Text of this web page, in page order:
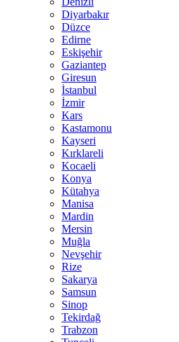
Diyarbakır
Düzce
Edirne
Eskişehir
Gaziantep
Giresun
İstanbul
İzmir
Kars
Kastamonu
Kayseri
Kırklareli
Kocaeli
Konya
Kütahya
Manisa
Mardin
Mersin
Muğla
Nevşehir
Rize
Sakarya
Samsun
Sinop
Tekirdağ
Trabzon